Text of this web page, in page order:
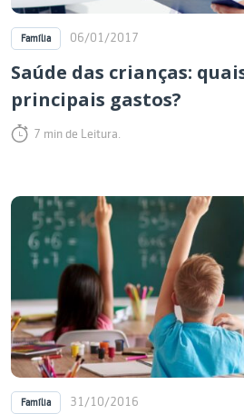
Família 06/01/2017
Saúde das crianças:
principais gastos?
7 min de Leitura.
Família 31/10/2016